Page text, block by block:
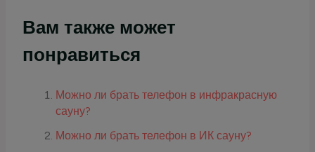
Вам также может
понравиться
Можно ли брать телефон в инфракрасную
сауну?
Можно ли брать телефон в ИК сауну?